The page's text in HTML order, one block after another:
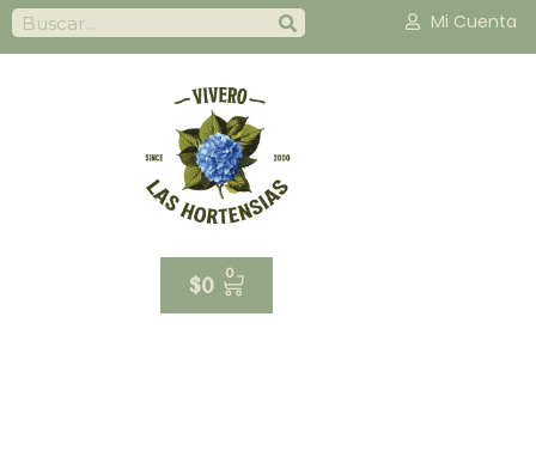
Mi Cuenta
$0
0